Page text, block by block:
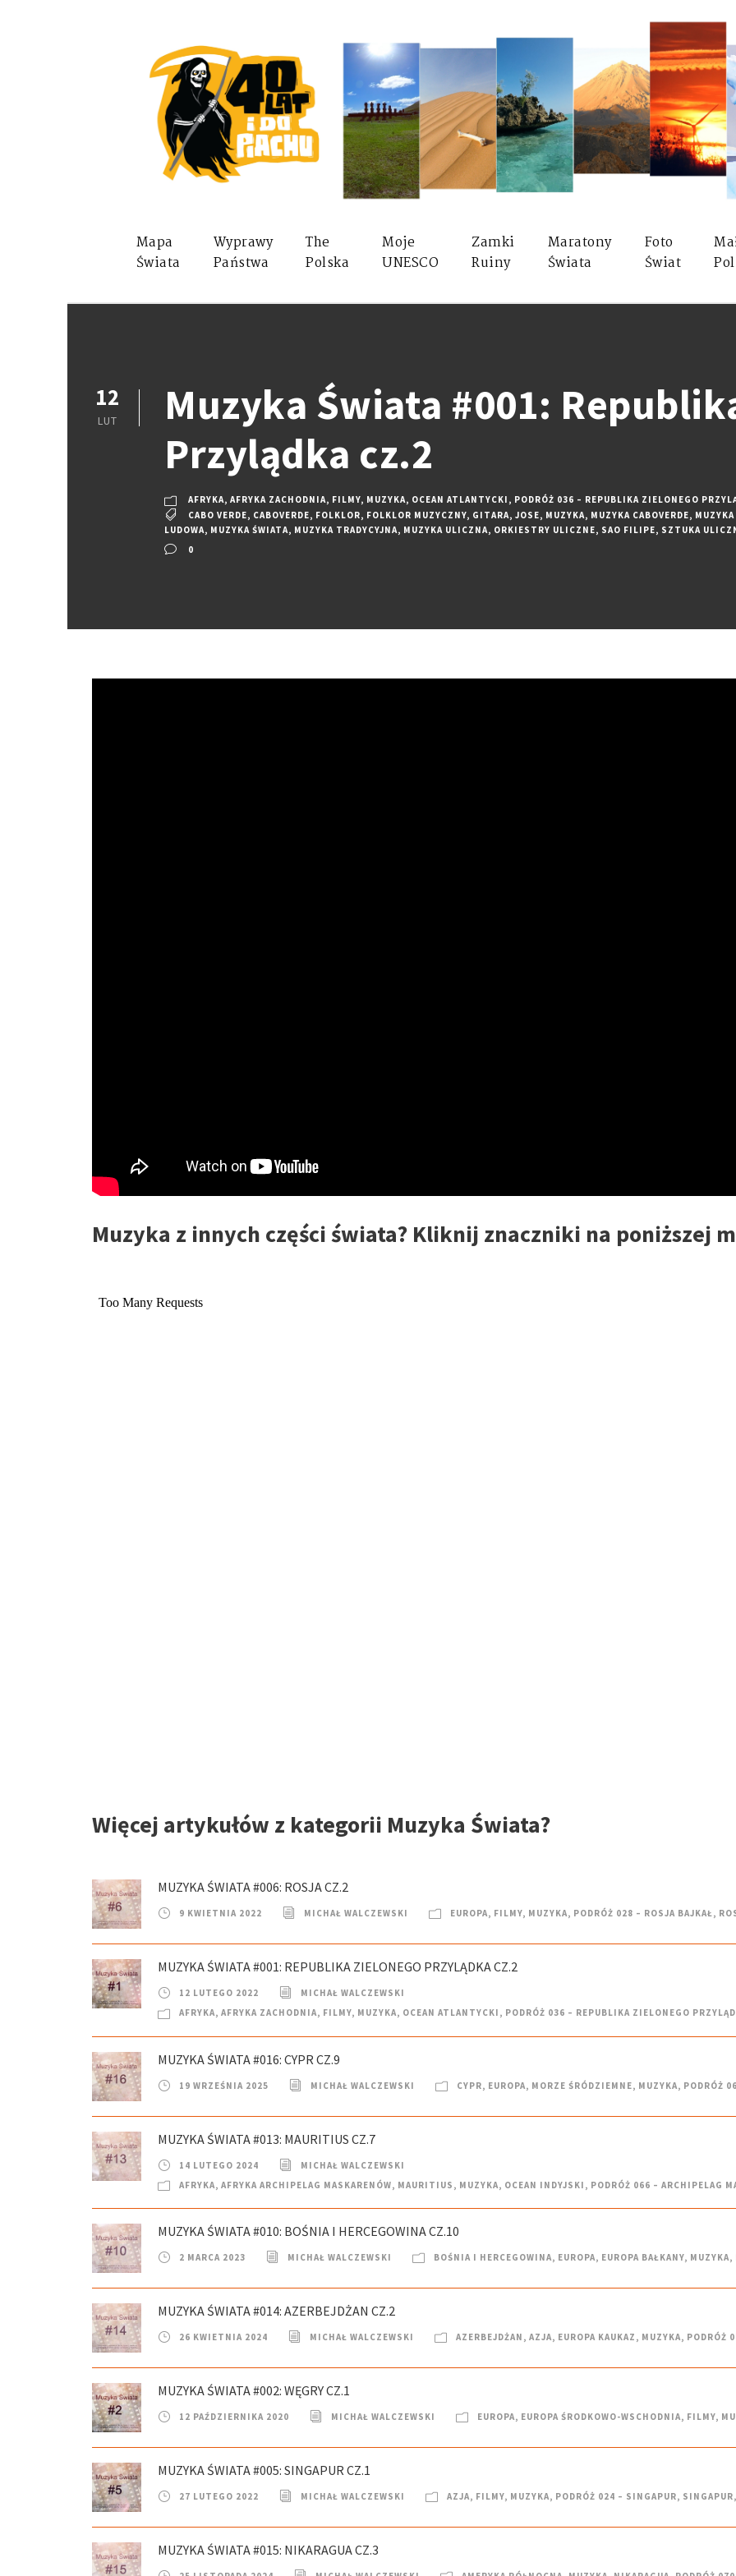
Mapa
Świata
Wyprawy
Państwa
The
Polska
Moje
UNESCO
Zamki
Ruiny
Maratony
Świata
Foto
Świat
12
LUT
Muzyka Świata #001:
Przylądka cz.2
AFRYKA, AFRYKA ZACHODNIA, FILMY, MUZYKA, OCEAN ATLANTYCKI , PODRÓŻ 036 – REPUBLIKA ZIELONEGO
CABO VERDE, CABOVERDE, FOLKLOR, FOLKLOR MUZYCZNY, GITARA, JOSE, MUZYKA, MUZYKA CABOVERDE,
LUDOWA, MUZYKA ŚWIATA, MUZYKA TRADYCYJNA, MUZYKA ULICZNA, ORKIESTRY ULICZNE, SAO FILIPE, SZTUKA
0
Muzyka z innych części świata? Kliknij znaczniki na poniższej
Więcej artykułów z kategorii Muzyka Świata?
MUZYKA ŚWIATA #006: ROSJA CZ.2
9 KWIETNIA 2022 MICHAŁ WALCZEWSKI EUROPA, FILMY, MUZYKA, PODRÓŻ 028 – ROSJA BAJKAŁ,
MUZYKA ŚWIATA #001: REPUBLIKA ZIELONEGO PRZYLĄDKA CZ.2
12 LUTEGO 2022
MICHAŁ WALCZEWSKI
AFRYKA, AFRYKA ZACHODNIA, FILMY, MUZYKA, OCEAN ATLANTYCKI , PODRÓŻ 036 – REPUBLIKA ZIELONEGO
MUZYKA ŚWIATA #016: CYPR CZ.9
19 WRZEŚNIA 2025 MICHAŁ WALCZEWSKI CYPR, EUROPA, MORZE ŚRÓDZIEMNE, MUZYKA, PODRÓŻ
MUZYKA ŚWIATA #013: MAURITIUS CZ.7
14 LUTEGO 2024
MICHAŁ WALCZEWSKI
AFRYKA, AFRYKA ARCHIPELAG MASKARENÓW, MAURITIUS , MUZYKA, OCEAN INDYJSKI , PODRÓŻ 066 – ARCHIPELAG
MUZYKA ŚWIATA #010: BOŚNIA I HERCEGOWINA CZ.10
2 MARCA 2023 MICHAŁ WALCZEWSKI BOŚNIA I HERCEGOWINA, EUROPA, EUROPA BAŁKANY, MUZYKA,
MUZYKA ŚWIATA #014: AZERBEJDŻAN CZ.2
26 KWIETNIA 2024 MICHAŁ WALCZEWSKI AZERBEJDŻAN , AZJA, EUROPA KAUKAZ , MUZYKA, PODRÓŻ
MUZYKA ŚWIATA #002: WĘGRY CZ.1
12 PAŹDZIERNIKA 2020 MICHAŁ WALCZEWSKI EUROPA, EUROPA ŚRODKOWO-WSCHODNIA, FILMY,
MUZYKA ŚWIATA #005: SINGAPUR CZ.1
27 LUTEGO 2022 MICHAŁ WALCZEWSKI AZJA, FILMY, MUZYKA, PODRÓŻ 024 – SINGAPUR, SINGAPUR,
MUZYKA ŚWIATA #015: NIKARAGUA CZ.3